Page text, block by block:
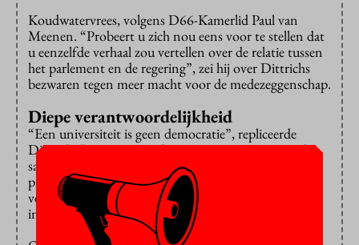
Koudwatervrees, volgens D66-Kamerlid Paul van
Meenen. “Probeert u zich nou eens voor te stellen dat
u eenzelfde verhaal zou vertellen over de relatie tussen
het parlement en de regering”, zei hij over Dittrichs
bezwaren tegen meer macht voor de medezeggenschap.
Diepe verantwoordelijkheid
“Een universiteit is geen democratie”, repliceerde
Dittrich. “Het is een taakorganisatie van mensen die
samen tot zo goed mogelijk onderwijs en onderzoek
proberen te komen. Mijn stelling is wel dat de
verantwoordelijkheid daarvoor zo diep mogelijk in de
instelling hoort te liggen, dus op opleidingsniveau.”